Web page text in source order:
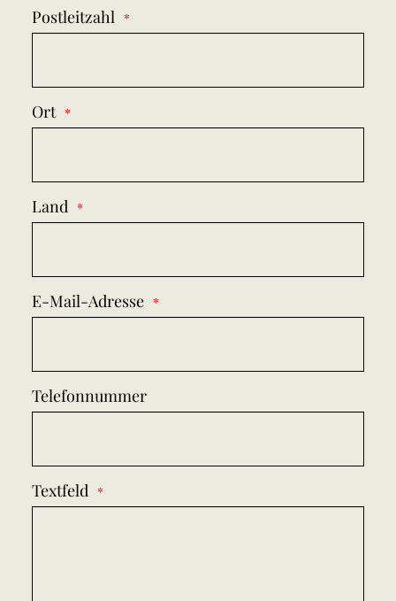
Postleitzahl
Ort
Land
E-Mail-Adresse
Telefonnummer
Textfeld